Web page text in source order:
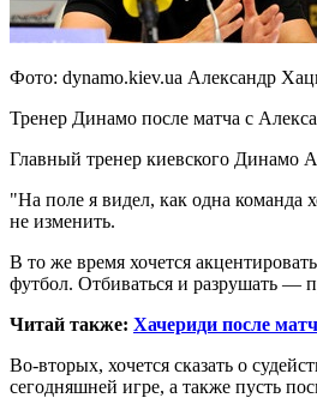
Фото: dynamo.kiev.ua Александр
Тренер Динамо после матча с
Главный тренер киевского Динамо
"На поле я видел, как одна команда
не изменить.
В то же время хочется
футбол. Отбиваться и разрушать —
Читай также: Хачериди после
Во-вторых, хочется сказать о
сегодняшней игре, а также пусть